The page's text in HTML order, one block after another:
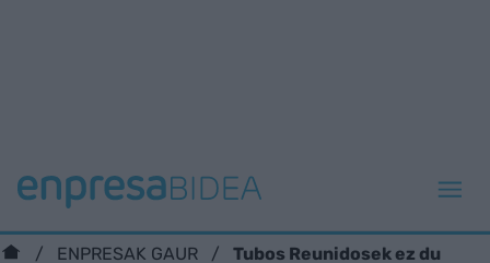
ENPRESAK GAUR
Tubos Reunidosek ez du